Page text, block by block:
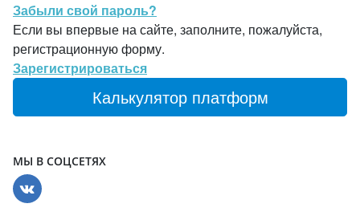
Забыли свой пароль?
Если вы впервые на сайте, заполните, пожалуйста,
регистрационную форму.
Зарегистрироваться
Калькулятор платформ
МЫ В СОЦСЕТЯХ